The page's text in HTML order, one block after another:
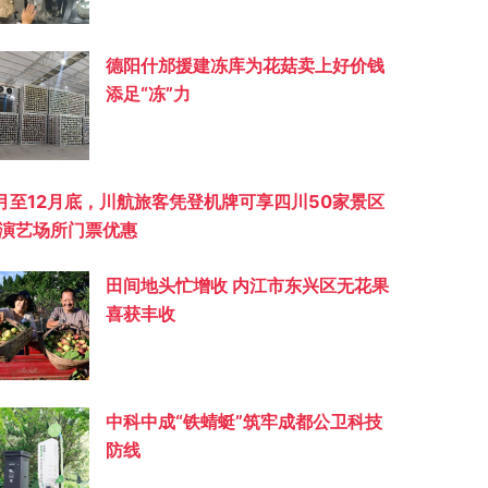
德阳什邡援建冻库为花菇卖上好价钱
添足“冻”力
至12月底，川航旅客凭登机牌可享四川50家景区
艺场所门票优惠
田间地头忙增收 内江市东兴区无花果
喜获丰收
中科中成“铁蜻蜓”筑牢成都公卫科技
防线